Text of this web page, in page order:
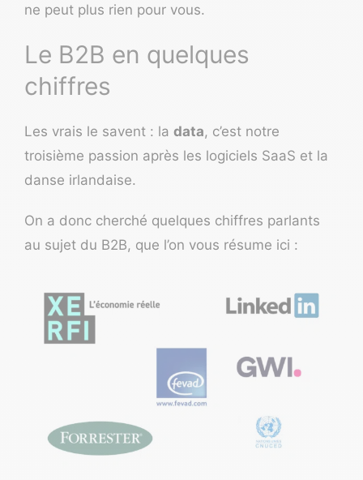
ne peut plus rien pour vous.
Le B2B en quelques
chiffres
Les vrais le savent : la data, c’est notre
troisième passion après les logiciels SaaS et la
danse irlandaise.
On a donc cherché quelques chiffres parlants
au sujet du B2B, que l’on vous résume ici :